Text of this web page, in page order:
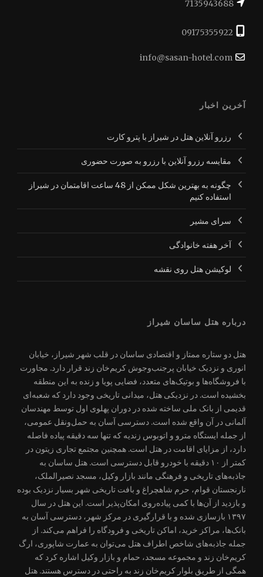
آخرین اخبار
رزرو آنلاین هتل در شیراز با پترو کارت
مقایسه رزرو آنلاین با رزرو به صورت حضوری
چگونه به بهترین شکل ممکن از 48 ساعت اقامتمان در شیراز
استفاده کنیم
سرای مشیر
آخر هفته خانوادگی
لوکیشن هتل روی نقشه
درباره هتل ساسان شیراز
هتل دو ستاره ممتاز و اقتصادی ساسان در قلب شهر شیراز، خیابان
انوری و نزدیک خیابان پرجنب‌وجوش کریم‌خان زند قرار دارد. مجاورت
با فروشگاه‌ها و بوتیک‌های متعدد، فضایی پویا و زنده به این منطقه
بخشیده است. در نزدیکی هتل، میدانی تاریخی وجود دارد که شعبه‌ای
قدیمی از بانک ملی ساخته شده در دوران پهلوی اول توسط مهندسان
آلمانی در آن واقع شده است. دسترسی آسان به حمل‌ونقل عمومی،
از جمله ایستگاه مترو و اتوبوس زندیه که تنها سه دقیقه پیاده فاصله
دارد، از مزایای اقامت در هتل است. همچنین مجتمع تجاری زیتون در
کمتر از ۱۰ دقیقه با خودرو قابل دسترسی است. هتل ساسان به
جاذبه‌های تاریخی و فرهنگی مانند بازار وکیل، مسجد نصیرالملک،
نارنجستان قوام، حرم شاهچراغ و بافت تاریخی شهر بسیار نزدیک بوده
و بازدید از آن‌ها با کمی پیاده‌روی امکان‌پذیر است. این هتل در سال
۱۳۹۷ بازسازی شده و با قرارگیری در مرکز شهر، دسترسی آسان به
بانک‌ها، مراکز خرید، اماکن تاریخی و فرودگاه را فراهم می‌کند. از
جمله جاذبه‌های شاخص اطراف هتل می‌توان به عمارت شاپوری، ارگ
کریم‌خان زند و مجموعه مسجد، حمام و بازار وکیل اشاره کرد که
همگی از طریق بلوار کریم‌خان زند به راحتی در دسترس هستند. هتل